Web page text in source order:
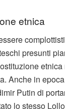
etnica
presunti
Anche in
Putin di
lo stesso